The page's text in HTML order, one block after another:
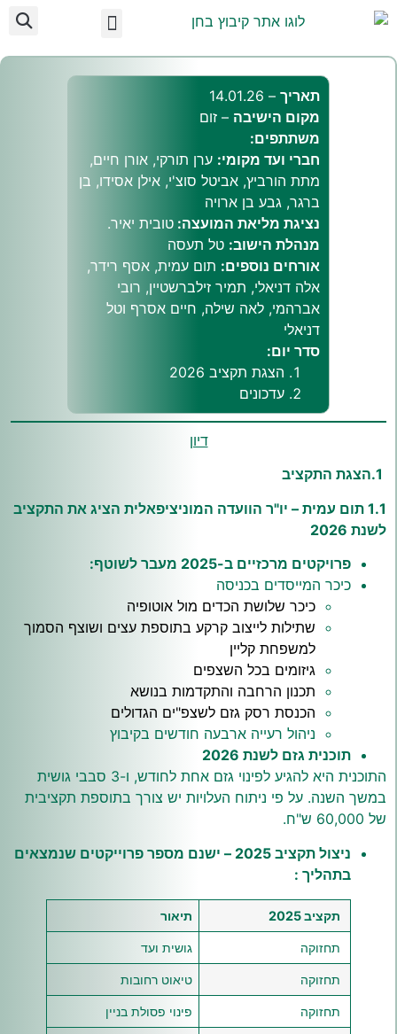
לתוכן
תאריך– 14.01.26
מקום הישיבה – זום
משתתפים:
חברי ועד מקומי: ערן תורקי, אורן חיים,
מתת הורביץ, אביטל סוצ'י, אילן אסידו, בן
ברגר, גבע בן ארויה
נציגת מליאת המועצה: טובית יאיר.
מנהלת הישוב: טל תעסה
אורחים נוספים: תום עמית, אסף רידר,
אלה דניאלי, תמיר זילברשטיין, רובי
אברהמי, לאה שילה, חיים אסרף וטל
דניאלי
סדר יום:
הצגת תקציב 2026
עדכונים
דיון
1.1 תום עמית – יו"ר הוועדה המוניציפאלית הציג את התקציב
לשנת 2026
פרויקטים מרכזיים ב-2025 מעבר לשוטף:
כיכר המייסדים בכניסה
כיכר שלושת הכדים מול אוטופיה
שתילות לייצוב קרקע בתוספת עצים ושוצף הסמוך
למשפחת קליין
גיזומים בכל השצפים
תכנון הרחבה והתקדמות בנושא
הכנסת רסק גזם לשצפ"ים הגדולים
ניהול רעייה ארבעה חודשים בקיבוץ
תוכנית גזם לשנת 2026
התוכנית היא להגיע לפינוי גזם אחת לחודש, ו-3 סבבי גושית
במשך השנה. על פי ניתוח העלויות יש צורך בתוספת תקציבית
של 60,000 ש"ח.
ניצול תקציב 2025 – ישנם מספר פרוייקטים שנמצאים
בתהליך :
תקציב2025 תיאור
תחזוקה גושית ועד
תחזוקה טיאוט רחובות
תחזוקה פינוי פסולת בניין